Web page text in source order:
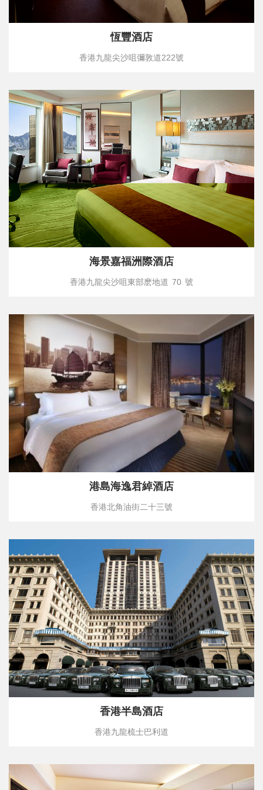
恆豐酒店
香港九龍尖沙咀彌敦道222號
海景嘉福洲際酒店
香港九龍尖沙咀東部麽地道 70 號
港島海逸君綽酒店
香港北角油街二十三號
香港半島酒店
香港九龍梳士巴利道